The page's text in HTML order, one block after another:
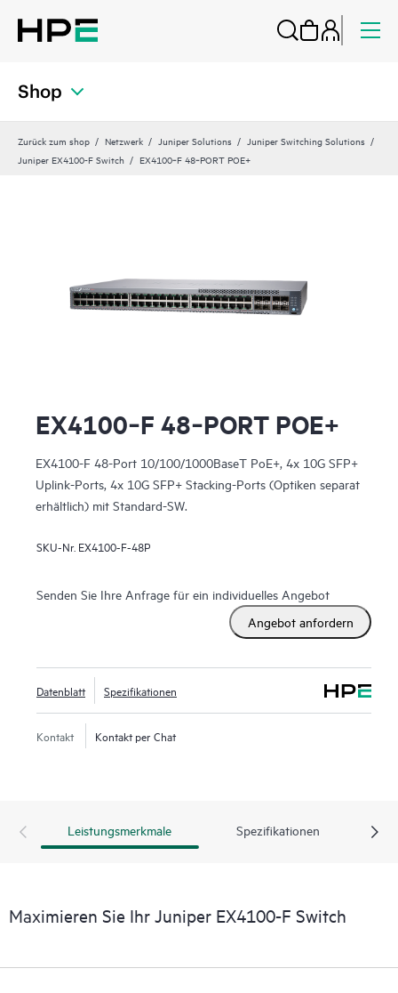
Shop
Zurück zum shop Netzwerk Juniper Solutions
Juniper Switching Solutions
Juniper EX4100-F Switch
EX4100‑F 48‑PORT POE+
EX4100‑F 48‑PORT POE+
EX4100-F 48-Port 10/100/1000BaseT PoE+, 4x 10G SFP+
Uplink-Ports, 4x 10G SFP+ Stacking-Ports (Optiken separat
erhältlich) mit Standard-SW.
SKU-Nr. EX4100-F-48P
Senden Sie Ihre Anfrage für ein individuelles Angebot
Angebot anfordern
Datenblatt Spezifikationen
Kontakt Kontakt per Chat
Leistungsmerkmale Spezifikationen
Maximieren Sie Ihr Juniper EX4100-F Switch